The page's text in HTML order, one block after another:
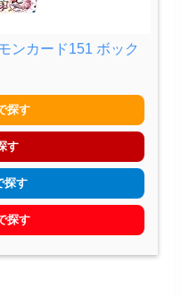
ンカード151 ボック
探す
す
探す
探す